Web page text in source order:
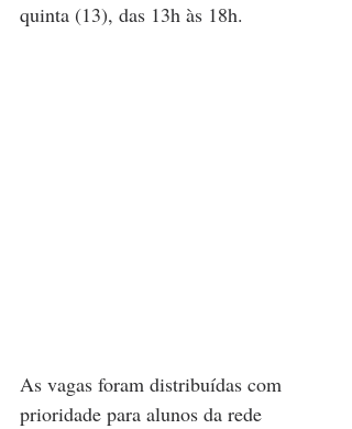
quinta (13), das 13h às 18h.
As vagas foram distribuídas com
prioridade para alunos da rede